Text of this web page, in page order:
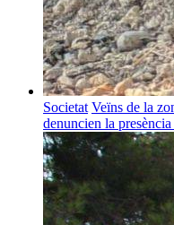
Societat Veïns de la
denuncien la